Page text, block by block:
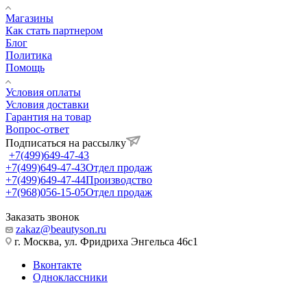
Магазины
Как стать партнером
Блог
Политика
Помощь
Условия оплаты
Условия доставки
Гарантия на товар
Вопрос-ответ
Подписаться на рассылку
+7(499)649-47-43
+7(499)649-47-43Отдел продаж
+7(499)649-47-44Производство
+7(968)056-15-05Отдел продаж
Заказать звонок
zakaz@beautyson.ru
г. Москва, ул. Фридриха Энгельса 46с1
Вконтакте
Одноклассники